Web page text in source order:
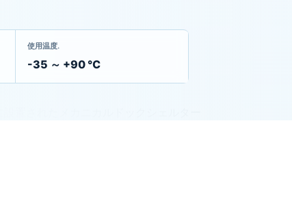
使用温度.
-35 ～ +90 ℃